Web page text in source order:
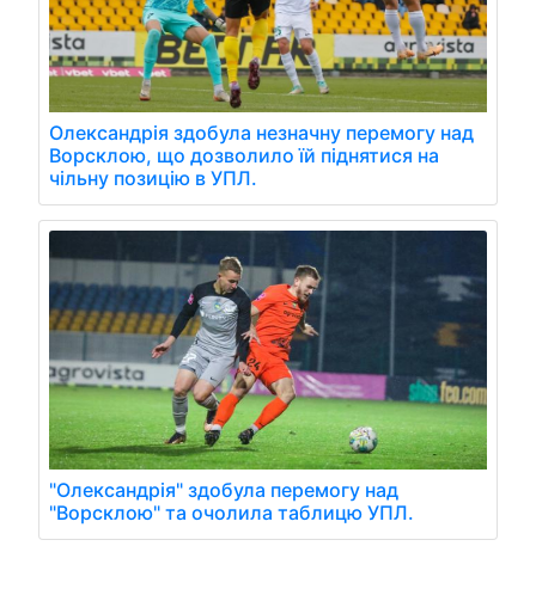
Олександрія здобула незначну перемогу над
Ворсклою, що дозволило їй піднятися на
чільну позицію в УПЛ.
"Олександрія" здобула перемогу над
"Ворсклою" та очолила таблицю УПЛ.